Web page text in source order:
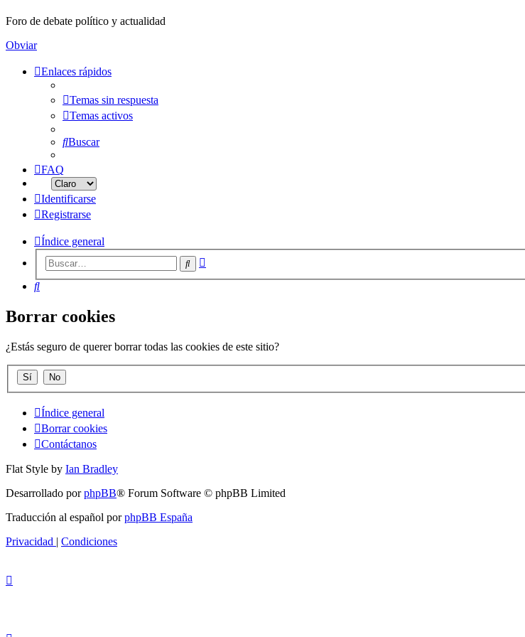
Foro de debate político y actualidad
Obviar
Enlaces rápidos
Temas sin respuesta
Temas activos
Buscar
FAQ
Identificarse
Registrarse
Índice general
Buscar
Buscar
Borrar cookies
¿Estás seguro de querer borrar todas las cookies de este sitio?
Índice general
Borrar cookies
Contáctanos
Flat Style by Ian Bradley
Desarrollado porphpBB® Forum Software © phpBB Limited
Traducción al español porphpBB España
Privacidad | Condiciones